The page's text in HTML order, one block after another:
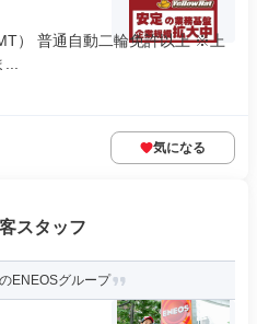
） 普通自動二輪免許以上 ※上
気になる
スタッフ
ENEOSグループ